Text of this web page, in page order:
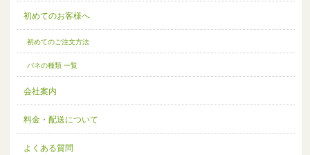
初めてのお客様へ
初めてのご注文方法
バネの種類 一覧
会社案内
料金・配送について
よくある質問